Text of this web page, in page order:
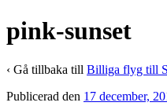
pink-sunset
‹ Gå tillbaka till Billiga flyg till
Publicerad den 17 december,